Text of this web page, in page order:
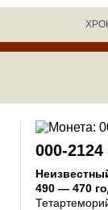
000-2124
490 — 470